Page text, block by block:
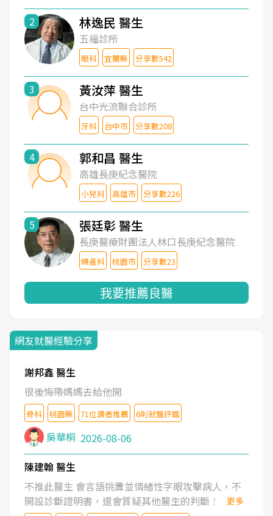
2 林逸民 醫生
五福診所
眼科 宜蘭縣 分享數542
3 黃汝萍 醫生
台中光流聯合診所
牙科 台中市 分享數208
4 郭和昌 醫生
高雄長庚紀念醫院
小兒科 高雄市 分享數226
5 張廷彰 醫生
長庚醫療財團法人林口長庚紀念醫院
婦產科 桃園市 分享數23
我要推薦良醫
網友就醫經驗分享
謝邦鑫 醫生
很後悔帶媽媽去給他開
骨科 桃園縣 71位讀者推薦 6則就醫評鑑
吳華桐 2026-08-06
陳建翰 醫生
不推此醫生 會言語挑釁並情緒性字眼攻擊病人，不
開設診斷證明書，還會質疑其他醫生的判斷！
更多